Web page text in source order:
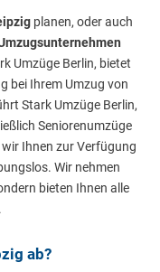
planen, oder auch
Umzüge Berlin, bietet
bei Ihrem Umzug von
Stark Umzüge Berlin,
Seniorenumzüge
Ihnen zur Verfügung
Wir nehmen
bieten Ihnen alle
ab?